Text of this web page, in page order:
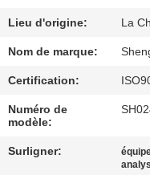
CONTACTEZ-
NOUS
Lieu d'origine: La
Nom de marque:
Certification:
Numéro de
modèle:
Surligner: